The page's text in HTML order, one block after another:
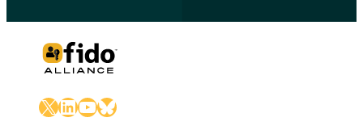
X LinkedIn
YouTube
Bluesky